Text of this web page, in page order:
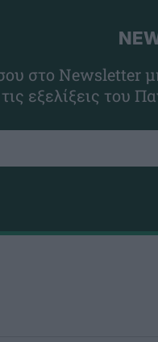
στο Newsletter
εξελίξεις του